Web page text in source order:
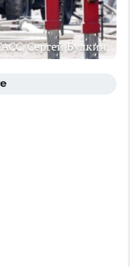
Сергей Булкин